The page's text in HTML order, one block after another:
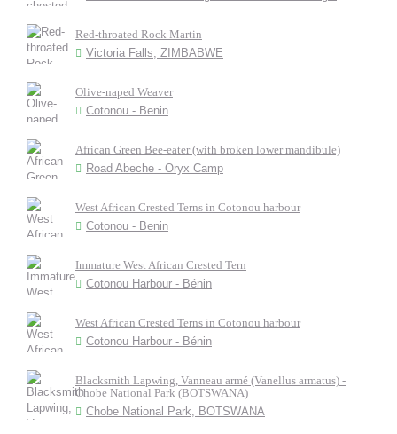
Red-throated Rock Martin
Victoria Falls, ZIMBABWE
Olive-naped Weaver
Cotonou - Benin
African Green Bee-eater (with broken lower mandibule)
Road Abeche - Oryx Camp
West African Crested Terns in Cotonou harbour
Cotonou - Benin
Immature West African Crested Tern
Cotonou Harbour - Bénin
West African Crested Terns in Cotonou harbour
Cotonou Harbour - Bénin
Blacksmith Lapwing, Vanneau armé (Vanellus armatus) -
Chobe National Park (BOTSWANA)
Chobe National Park, BOTSWANA